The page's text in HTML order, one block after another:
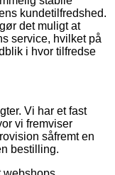
kundetilfredshed.
det muligt at
service, hvilket på
i hvor tilfredse
Vi har et fast
vi fremviser
såfremt en
bestilling.